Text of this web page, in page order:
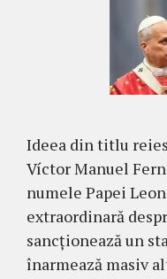
Ideea din titlu
Víctor Manuel
numele Papei
extraordinară
sancționează un
înarmează masiv